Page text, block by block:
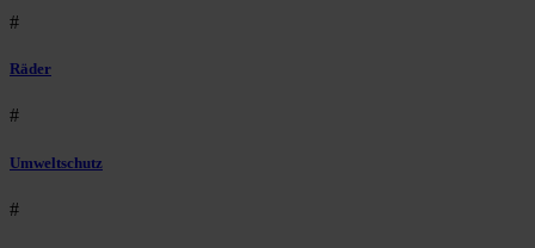
#
Räder
#
Umweltschutz
#